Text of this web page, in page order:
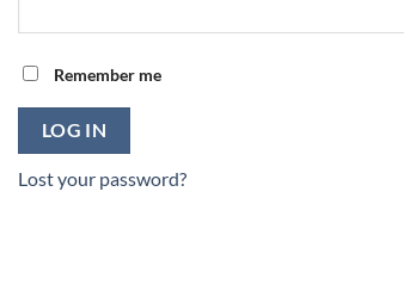
Remember me
LOG IN
Lost your password?